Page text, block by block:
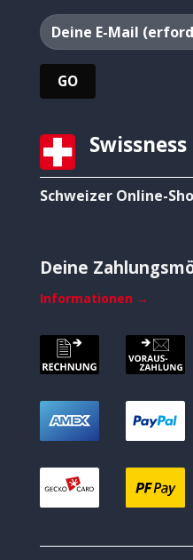
Swissness
Schweizer Online-
Deine
Informationen →